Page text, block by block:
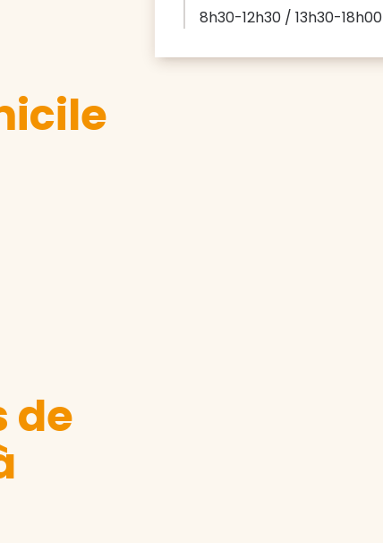
de
8h30-12h30 / 13h30-18h00